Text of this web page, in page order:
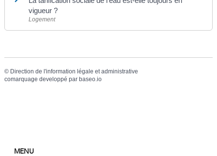
vigueur ?
Logement
© Direction de l'information légale et administrative
comarquage developpé par baseo.io
MENU